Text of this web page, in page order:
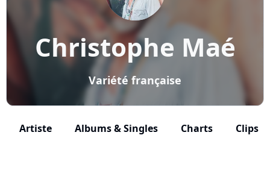
Christophe Maé
Variété française
Artiste Albums & Singles Charts Clips